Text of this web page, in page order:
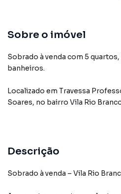
Sobre o imóvel
Sobrado à venda com 5 quartos,
banheiros.
Localizado em Travessa
Soares, no bairro Vila Rio
Descrição
Sobrado à venda – Vila Rio